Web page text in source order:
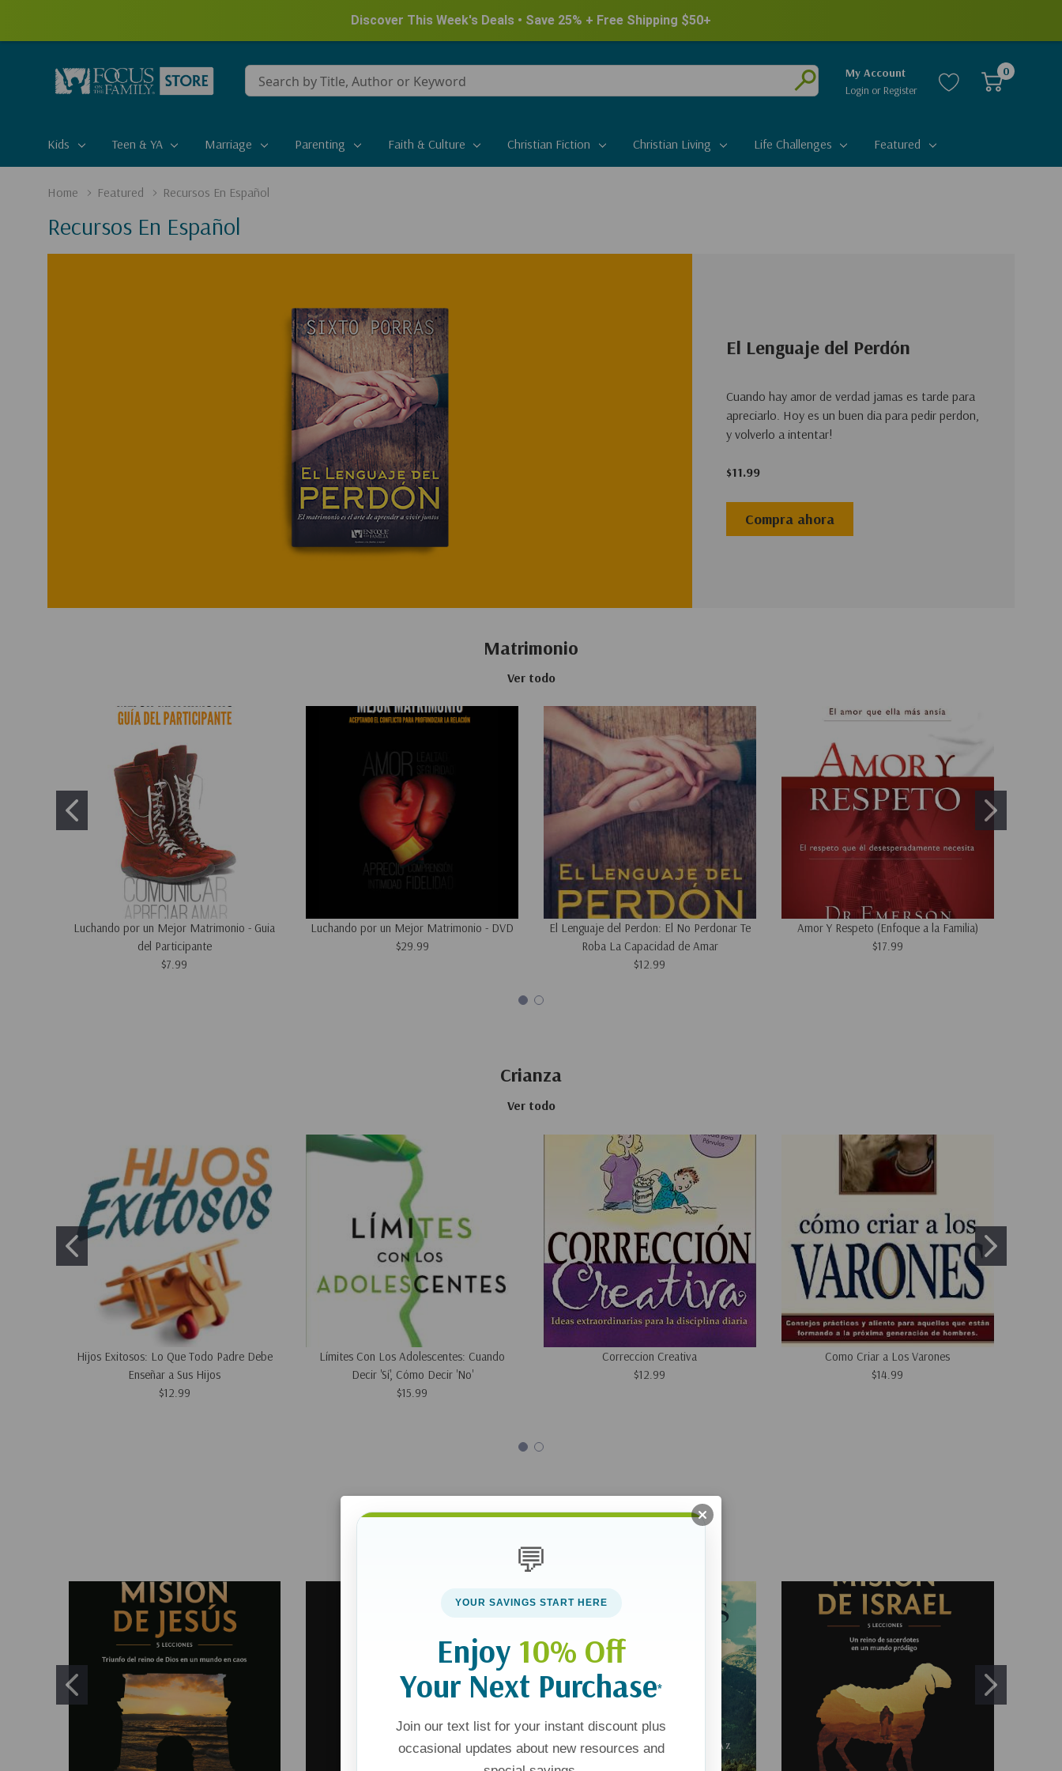
New for Summer - Explore the James Herriot Collection
Conduct
a
Submit
My Account
Login or Register
0
Kids Teen & YA Marriage Parenting Faith & Culture Christian Fiction Christian Living Life Challenges Featured
Home Featured Recursos En Español
Recursos En Español
El Lenguaje del Perdón
Cuando hay amor de verdad jamas es tarde para
apreciarlo. Hoy es un buen dia para pedir perdon,
y volverlo a intentar!
$11.99
Compra ahora
Matrimonio
Ver todo
Luchando por un Mejor Matrimonio - Guia
del Participante
$7.99
Luchando por un Mejor Matrimonio - DVD
$29.99
El Lenguaje del Perdon: El No Perdonar Te
Roba La Capacidad de Amar
$12.99
Amor Y Respeto (Enfoque a la Familia)
$17.99
Crianza
Ver todo
Hijos Exitosos: Lo Que Todo Padre Debe
Enseñar a Sus Hijos
$12.99
Límites Con Los Adolescentes: Cuando
Decir 'Sí', Cómo Decir 'No'
$15.99
Correccion Creativa
$12.99
Como Criar a Los Varones
$14.99
Fe
Ver todo
💬
YOUR SAVINGS START HERE
Enjoy 10% Off
Your Next Purchase*
Join our text list for your instant discount plus
occasional updates about new resources and